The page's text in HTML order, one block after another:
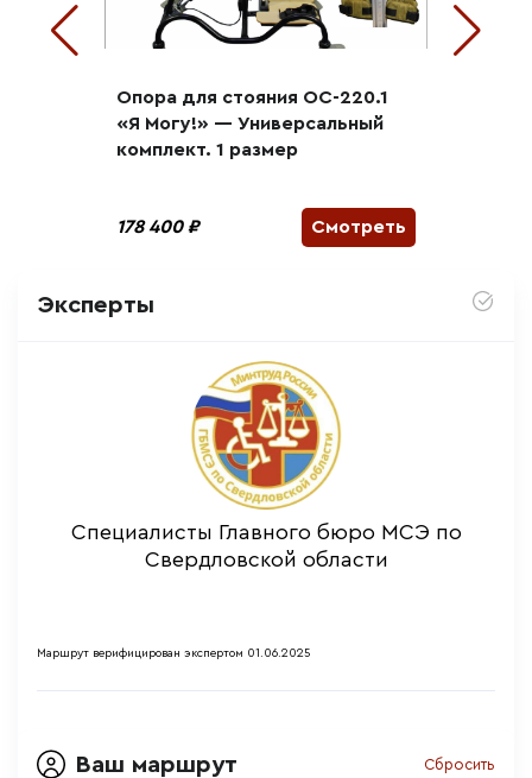
Опора для стояния ОС-220.1
«Я Могу!» — Универсальный
комплект. 1 размер
178 400 ₽ Смотреть
Эксперты
Специалисты Главного бюро МСЭ по
Свердловской области
Маршрут верифицирован экспертом 01.06.2025
Ваш маршрут Сбросить